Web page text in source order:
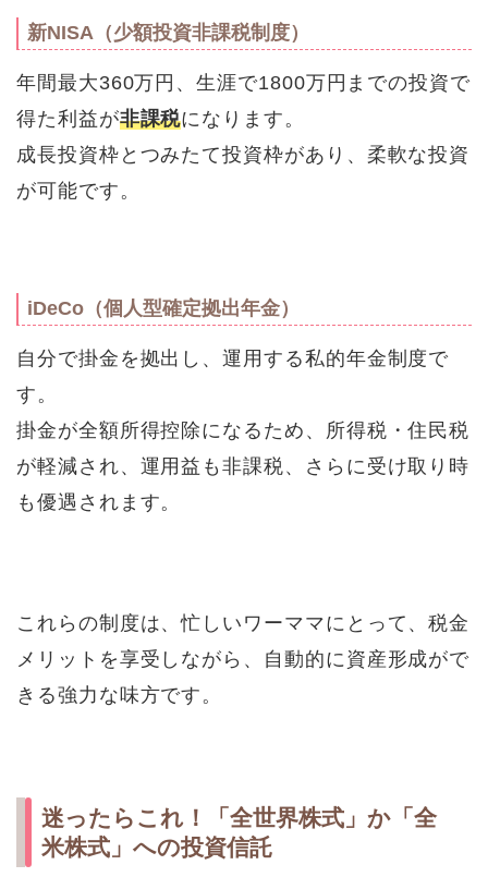
新NISA（少額投資非課税制度）
年間最大360万円、生涯で1800万円までの投資で
得た利益が非課税になります。
成長投資枠とつみたて投資枠があり、柔軟な投資
が可能です。
iDeCo（個人型確定拠出年金）
自分で掛金を拠出し、運用する私的年金制度で
す。
掛金が全額所得控除になるため、所得税・住民税
が軽減され、運用益も非課税、さらに受け取り時
も優遇されます。
これらの制度は、忙しいワーママにとって、税金
メリットを享受しながら、自動的に資産形成がで
きる強力な味方です。
迷ったらこれ！「全世界株式」か「全
米株式」への投資信託